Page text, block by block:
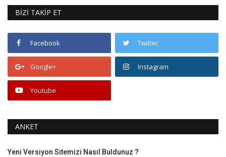
BİZİ TAKİP ET
Facebook Twitter
Google+ Instagram
Youtube
ANKET
Yeni Versiyon Sitemizi Nasıl Buldunuz ?